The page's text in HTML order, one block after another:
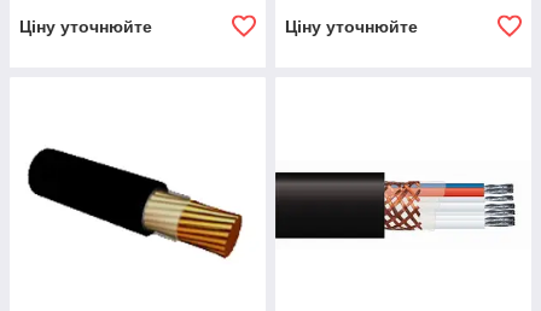
Ціну уточнюйте Ціну уточнюйте